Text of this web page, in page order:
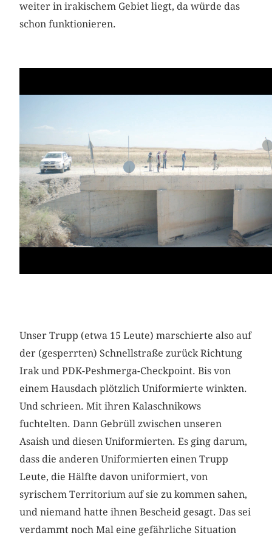
weiter in irakischem Gebiet liegt, da würde das
schon funktionieren.
Unser Trupp (etwa 15 Leute) marschierte also auf
der (gesperrten) Schnellstraße zurück Richtung
Irak und PDK-Peshmerga-Checkpoint. Bis von
einem Hausdach plötzlich Uniformierte winkten.
Und schrieen. Mit ihren Kalaschnikows
fuchtelten. Dann Gebrüll zwischen unseren
Asaish und diesen Uniformierten. Es ging darum,
dass die anderen Uniformierten einen Trupp
Leute, die Hälfte davon uniformiert, von
syrischem Territorium auf sie zu kommen sahen,
und niemand hatte ihnen Bescheid gesagt. Das sei
verdammt noch Mal eine gefährliche Situation